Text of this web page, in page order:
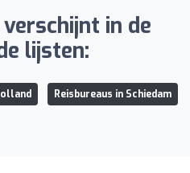
in de
lijsten:
Reisbureaus in Schiedam